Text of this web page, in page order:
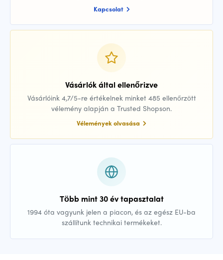
Kapcsolat
Vásárlók által ellenőrizve
Vásárlóink 4,7/5-re értékelnek minket 485 ellenőrzött
vélemény alapján a Trusted Shopson.
Vélemények olvasása
Több mint 30 év tapasztalat
1994 óta vagyunk jelen a piacon, és az egész EU-ba
szállítunk technikai termékeket.